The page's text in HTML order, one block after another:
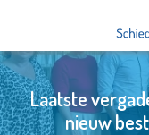
Laatste
nieuw